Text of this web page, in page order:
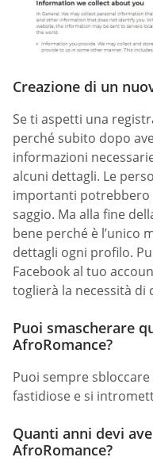
Creazione di un
Se ti aspetti una
perché subito dopo
informazioni
alcuni dettagli. Le
importanti potrebbero
saggio. Ma alla fine
bene perché è l’unico
dettagli ogni profilo.
Facebook al tuo
toglierà la necessità
Puoi smascherare
AfroRomance?
Puoi sempre
fastidiose e si
Quanti anni devi
AfroRomance?